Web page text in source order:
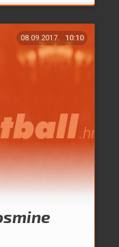
08.09.2017. 10:10